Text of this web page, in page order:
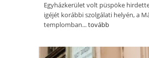
Egyházkerület volt püspöke
igéjét korábbi szolgálati helyén, a
templomban...tovább